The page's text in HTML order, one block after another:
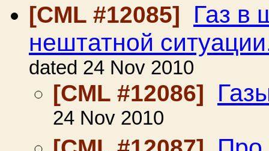
[CML #12085]
Газ в
нештатной
dated 24 Nov 2010
[CML #12086]
24 Nov 2010